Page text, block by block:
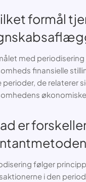
formål
med
finansielle
perioder, de relaterer
er
følger
i den